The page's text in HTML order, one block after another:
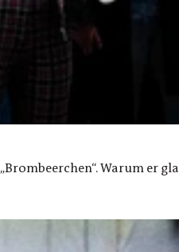
Warum er